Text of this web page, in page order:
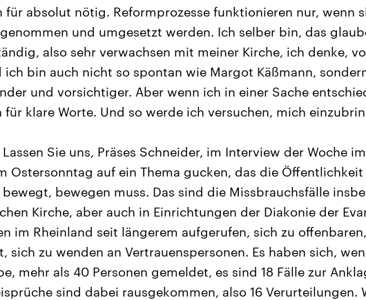
für absolut nötig. Reformprozesse funktionieren nur, wenn
und umgesetzt werden. Ich selber bin, das
also sehr verwachsen mit meiner Kirche, ich denke,
ich bin auch nicht so spontan wie Margot Käßmann,
und vorsichtiger. Aber wenn ich in einer Sache
für klare Worte. Und so werde ich versuchen, mich
Lassen Sie uns, Präses Schneider, im Interview der Woche
Ostersonntag auf ein Thema gucken, das die
bewegt, bewegen muss. Das sind die Missbrauchsfälle
Kirche, aber auch in Einrichtungen der Diakonie der
im Rheinland seit längerem aufgerufen, sich zu
sich zu wenden an Vertrauenspersonen. Es haben sich,
mehr als 40 Personen gemeldet, es sind 18 Fälle zur
sind dabei rausgekommen, also 16 Verurteilungen.